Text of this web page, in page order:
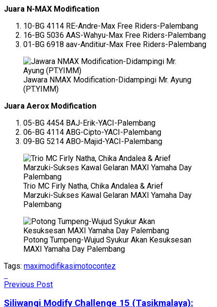
Juara N-MAX Modification
10-BG 4114 RE-Andre-Max Free Riders-Palembang
16-BG 5036 AAS-Wahyu-Max Free Riders-Palembang
01-BG 6918 aav-Anditiur-Max Free Riders-Palembang
Jawara NMAX Modification-Didampingi Mr. Ayung
(PT.YIMM)
Juara Aerox Modification
05-BG 4454 BAJ-Erik-YACI-Palembang
06-BG 4114 ABG-Cipto-YACI-Palembang
09-BG 5214 ABO-Majid-YACI-Palembang
Trio MC Firly Natha, Chika Andalea & Arief
Marzuki-Sukses Kawal Gelaran MAXI Yamaha Day
Palembang
Potong Tumpeng-Wujud Syukur Akan Kesuksesan
MAXI Yamaha Day Palembang
Tags: maximodifikasimotocontez
Previous Post
Siliwangi Modify Challenge 15 (Tasikmalaya):